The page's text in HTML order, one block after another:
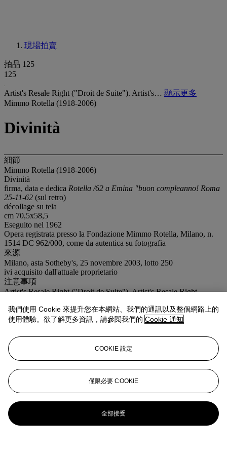
現場拍賣
拍品 125
125
Artist's Resale Right ("Droit de Suite"). Artist's… 顯示更多
Mimmo Rotella (1918-2006)
Divinità
細節
Mimmo Rotella (1918-2006)
Divinità
firma, data e dedica Rotella /62 a Emina "buon compleanno! Roma
25-11-62 (sul retro)
décollage su tela
cm 70,5x58,5
Eseguito nel 1962
Opera registrata presso la Fondazione Mimmo Rotella, Milano, n.
1514 DC 962/000, come da autentica su fotografia
來源
Milano, asta Sotheby's, 25 novembre 2003, lotto 250
ivi acquisito dall'attuale proprietario
注意事項
Artist's Resale Right ("Droit de Suite"). Artist's Resale Right
amount equal to the resale royalty provided for in those Regulations,
and we undertake to the buyer to pay such amount to the artist's
拍場告示
Bibliografia/Literature: P. Restany,Rotella: dal Décollage alla
nuova immagine
登入
瀏覽狀況報告
我們使用 Cookie 來提升您在本網站、我們的通訊以及整個網路上的
使用體驗。欲了解更多資訊，請參閱我們的 Cookie 通知
COOKIE 設定
僅限必要 COOKIE
全部接受